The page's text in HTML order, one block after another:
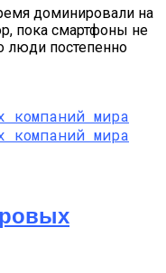
доминировали на
пока смартфоны не
люди постепенно